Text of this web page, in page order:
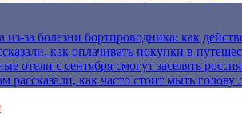
из-за болезни бортпроводника: как
как оплачивать покупки в
отели с сентября смогут заселять
рассказали, как часто стоит мыть голову